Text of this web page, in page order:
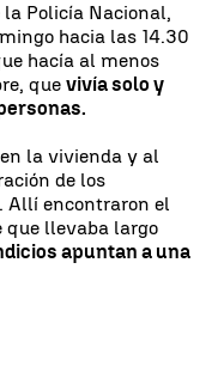
Policía Nacional,
hacia las 14.30
hacía al menos
que vivía solo y
la vivienda y al
de los
Allí encontraron el
que llevaba largo
apuntan a una